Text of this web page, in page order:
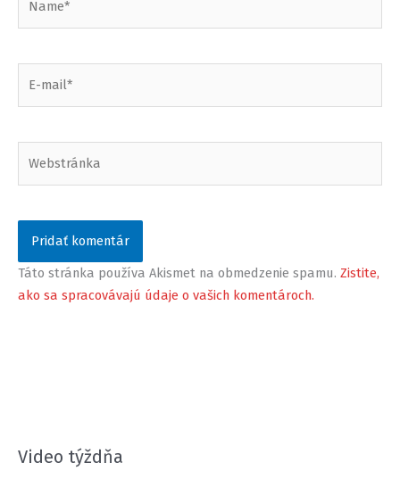
Táto stránka používa Akismet na obmedzenie spamu. Zistite,
ako sa spracovávajú údaje o vašich komentároch.
Video týždňa